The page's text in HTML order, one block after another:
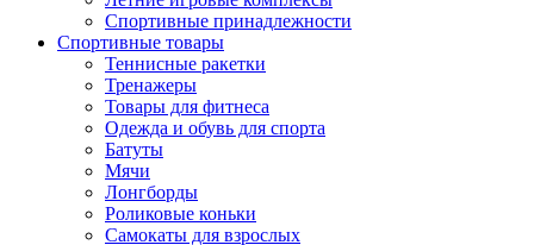
Спортивные принадлежности
Спортивные товары
Теннисные ракетки
Тренажеры
Товары для фитнеса
Одежда и обувь для спорта
Батуты
Мячи
Лонгборды
Роликовые коньки
Самокаты для взрослых